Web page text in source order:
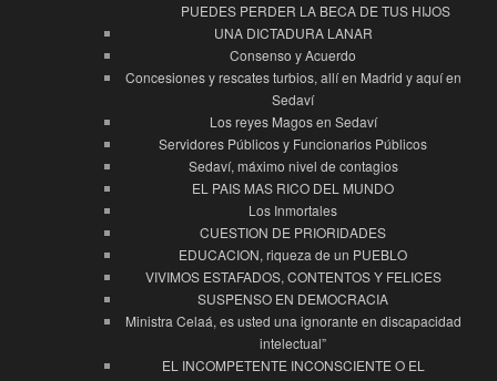
PUEDES PERDER LA BECA DE TUS HIJOS
UNA DICTADURA LANAR
Consenso y Acuerdo
Concesiones y rescates turbios, allí en Madrid y aquí en
Sedaví
Los reyes Magos en Sedaví
Servidores Públicos y Funcionarios Públicos
Sedaví, máximo nivel de contagios
EL PAIS MAS RICO DEL MUNDO
Los Inmortales
CUESTION DE PRIORIDADES
EDUCACION, riqueza de un PUEBLO
VIVIMOS ESTAFADOS, CONTENTOS Y FELICES
SUSPENSO EN DEMOCRACIA
Ministra Celaá, es usted una ignorante en discapacidad
intelectual”
EL INCOMPETENTE INCONSCIENTE O EL